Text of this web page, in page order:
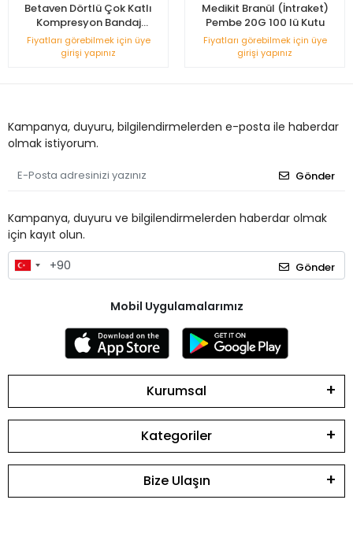
Betaven Dörtlü Çok Katlı
Kompresyon Bandaj
Sistemi
Fiyatları görebilmek için üye
girişi yapınız
Medikit Branül (İntraket)
Pembe 20G 100 lü Kutu
Fiyatları görebilmek için üye
girişi yapınız
Kampanya, duyuru, bilgilendirmelerden e-posta ile haberdar
olmak istiyorum.
Gönder
Kampanya, duyuru ve bilgilendirmelerden haberdar olmak
için kayıt olun.
Gönder
Mobil Uygulamalarımız
Kurumsal
Kategoriler
Bize Ulaşın